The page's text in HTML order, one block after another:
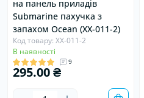
на панель приладів
Submarine пахучка з
запахом Ocean (XX-011-2)
Код товару: XX-011-2
В наявності
9
295.00 ₴